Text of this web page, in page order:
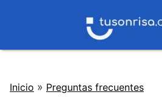
Inicio » Preguntas frecuentes